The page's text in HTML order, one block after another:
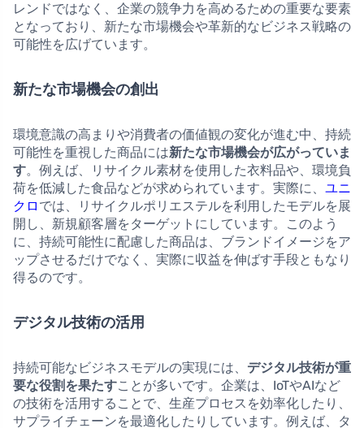
レンドではなく、企業の競争力を高めるための重要な要素
となっており、新たな市場機会や革新的なビジネス戦略の
可能性を広げています。
新たな市場機会の創出
環境意識の高まりや消費者の価値観の変化が進む中、持続
可能性を重視した商品には新たな市場機会が広がっていま
す。例えば、リサイクル素材を使用した衣料品や、環境負
荷を低減した食品などが求められています。実際に、 ユニ
クロ では、リサイクルポリエステルを利用したモデルを展
開し、新規顧客層をターゲットにしています。このよう
に、持続可能性に配慮した商品は、ブランドイメージをア
ップさせるだけでなく、実際に収益を伸ばす手段ともなり
得るのです。
デジタル技術の活用
持続可能なビジネスモデルの実現には、 デジタル技術が重
要な役割を果たすことが多いです。企業は、IoTやAIなど
の技術を活用することで、生産プロセスを効率化したり、
サプライチェーンを最適化したりしています。例えば、タ